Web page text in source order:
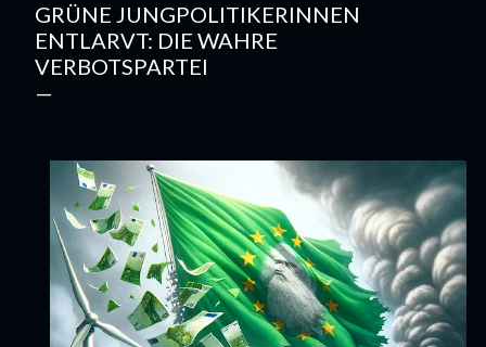
GRÜNE JUNGPOLITIKERINNEN
ENTLARVT: DIE WAHRE
VERBOTSPARTEI